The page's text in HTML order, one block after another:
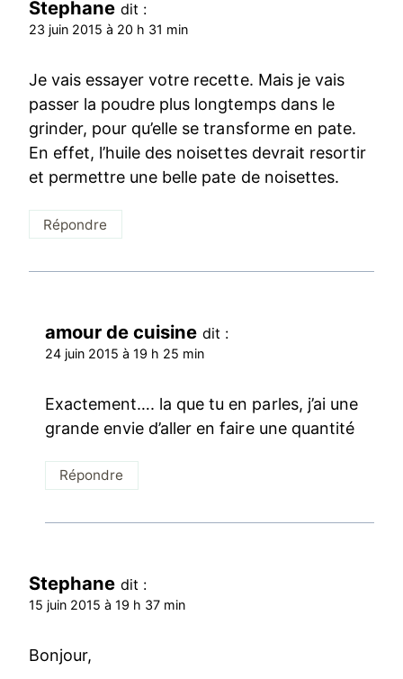
Stephane dit :
23 juin 2015 à 20 h 31 min
Je vais essayer votre recette. Mais je vais
passer la poudre plus longtemps dans le
grinder, pour qu’elle se transforme en pate.
En effet, l’huile des noisettes devrait resortir
et permettre une belle pate de noisettes.
Répondre
amour de cuisine dit :
24 juin 2015 à 19 h 25 min
Exactement…. la que tu en parles, j’ai une
grande envie d’aller en faire une quantité
Répondre
Stephane dit :
15 juin 2015 à 19 h 37 min
Bonjour,